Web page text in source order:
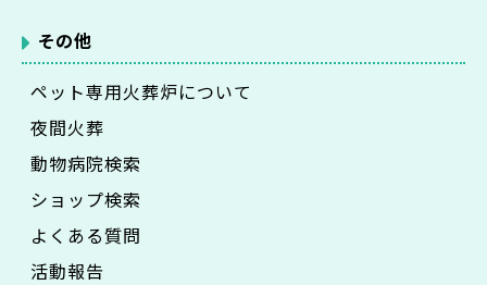
その他
ペット専用火葬炉について
夜間火葬
動物病院検索
ショップ検索
よくある質問
活動報告